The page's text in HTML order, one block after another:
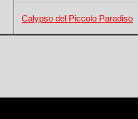
Calypso del Piccolo Paradiso